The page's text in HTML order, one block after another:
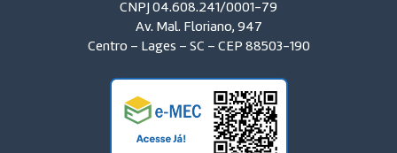
CNPJ 04.608.241/0001-79
Av. Mal. Floriano, 947
Centro – Lages – SC – CEP 88503-190